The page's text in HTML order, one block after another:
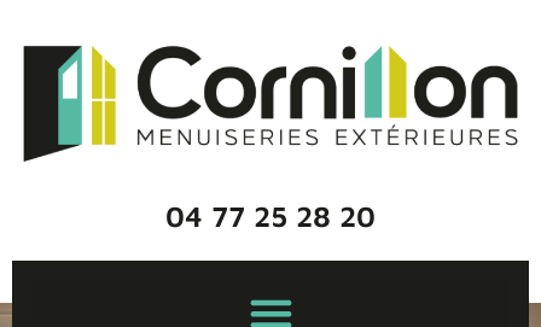
04 77 25 28 20